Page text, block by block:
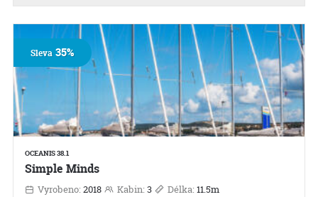
OCEANIS 38.1
Simple Minds
Vyrobeno: 2018 Kabin: 3 Délka: 11.5m
Sleva35%